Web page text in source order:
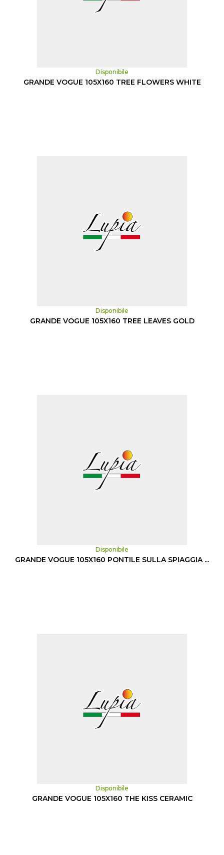
Disponibile
GRANDE VOGUE 105X160 TREE FLOWERS WHITE
Disponibile
GRANDE VOGUE 105X160 TREE LEAVES GOLD
Disponibile
GRANDE VOGUE 105X160 PONTILE SULLA SPIAGGIA ...
Disponibile
GRANDE VOGUE 105X160 THE KISS CERAMIC